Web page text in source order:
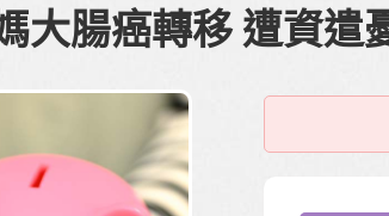
大腸癌轉移 遭資遣